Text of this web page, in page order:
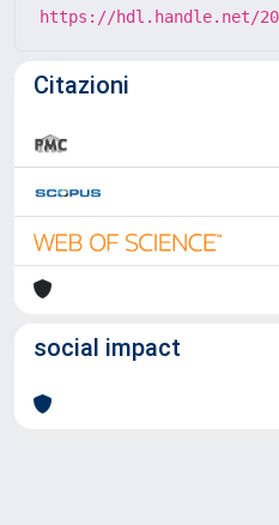
https://hdl.handle.net/
Citazioni
social impact